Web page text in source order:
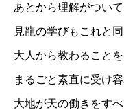
あとから理解がついて
見龍の学びもこれと同
大人から教わること
まるごと素直に受け
大地が天の働きをす